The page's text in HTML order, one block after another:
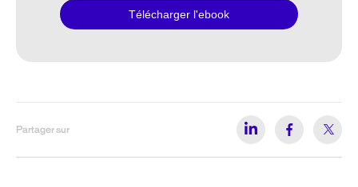
Partager sur